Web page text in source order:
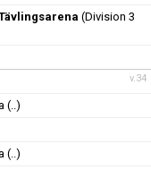
(Division 3
v.34
(..)
(..)